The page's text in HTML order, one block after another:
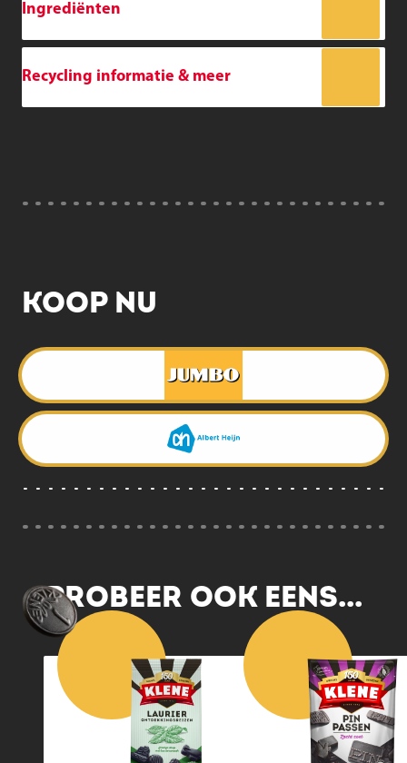
Ingrediënten
Recycling informatie & meer
KOOP NU
PROBEER OOK EENS...